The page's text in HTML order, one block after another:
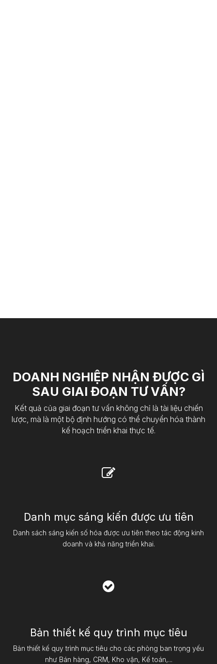
DOANH NGHIỆP NHẬN ĐƯỢC GÌ
SAU GIAI ĐOẠN TƯ VẤN?
Kết quả của giai đoạn tư vấn không chỉ là tài liệu chiến
lược, mà là một bộ định hướng có thể chuyển hóa thành
kế hoạch triển khai thực tế.
Danh mục sáng kiến được ưu tiên​
Danh sách sáng kiến số hóa được ưu tiên theo tác động kinh
doanh và khả năng triển khai.
Bản thiết kế quy trình mục tiêu
Bản thiết kế quy trình mục tiêu cho các phòng ban trọng yếu
như Bán hàng, CRM, Kho vận, Kế toán,...